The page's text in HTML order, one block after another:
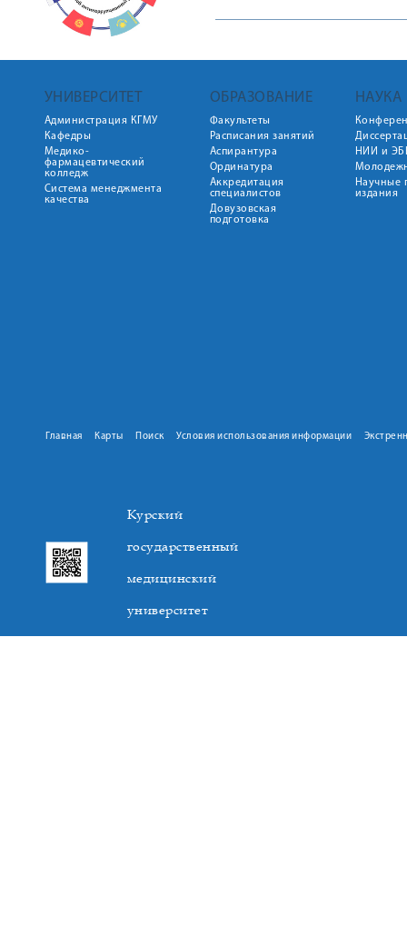
УНИВЕРСИТЕТ
Администрация КГМУ
Кафедры
Медико-
фармацевтический
колледж
Система менеджмента
качества
ОБРАЗОВАНИЕ
Факультеты
Расписания занятий
Аспирантура
Ординатура
Аккредитация
специалистов
Довузовская
подготовка
НАУКА
НИИ и
Научные
издания
Главная Карты Поиск Условия использования информации
Курский
государственный
медицинский
университет